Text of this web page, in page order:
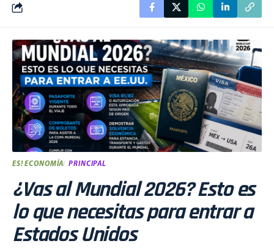
ES! ECONOMÍA PRINCIPAL
¿Vas al Mundial 2026? Esto es
lo que necesitas para entrar a
Estados Unidos